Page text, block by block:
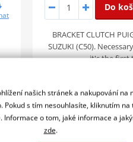
Do
BRACKET CLUTCH
SUZUKI (C50).
it's the first
Adaptér pro
7171N
našich stránek a nakupování na
s tím nesouhlasíte, kliknutím
o tom, jaké informace a
zde.